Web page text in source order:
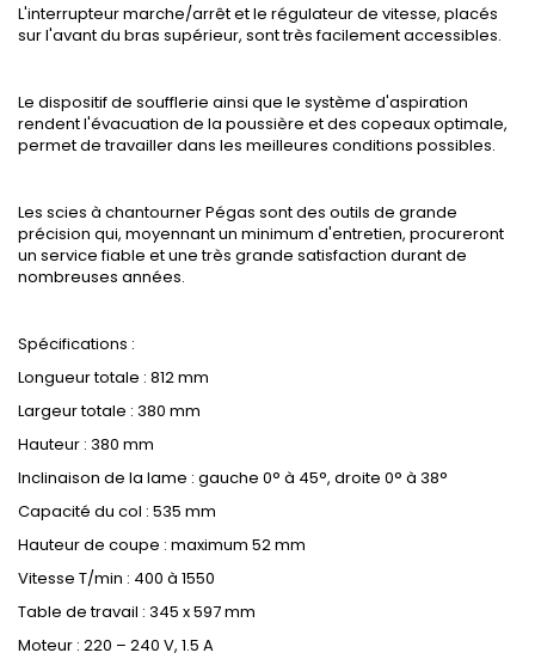
L'interrupteur marche/arrêt et le régulateur de vitesse, placés
sur l'avant du bras supérieur, sont très facilement accessibles.
Le dispositif de soufflerie ainsi que le système d'aspiration
rendent l'évacuation de la poussière et des copeaux optimale,
permet de travailler dans les meilleures conditions possibles.
Les scies à chantourner Pégas sont des outils de grande
précision qui, moyennant un minimum d'entretien, procureront
un service fiable et une très grande satisfaction durant de
nombreuses années.
Spécifications :
Longueur totale : 812 mm
Largeur totale : 380 mm
Hauteur : 380 mm
Inclinaison de la lame : gauche 0° à 45°, droite 0° à 38°
Capacité du col : 535 mm
Hauteur de coupe : maximum 52 mm
Vitesse T/min : 400 à 1550
Table de travail : 345 x 597 mm
Moteur : 220 – 240 V, 1.5 A